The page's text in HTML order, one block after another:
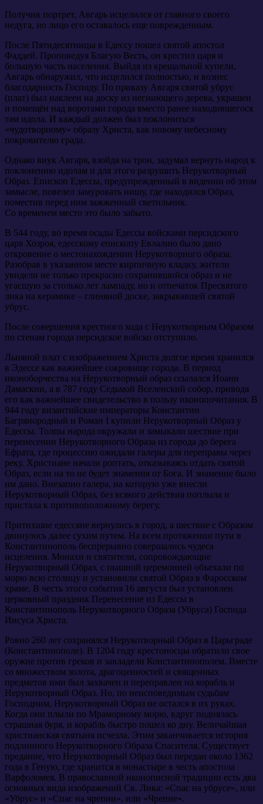
Получив портрет, Авгарь исцелился от главного своего
недуга, но лицо его оставалось еще поврежденным.
После Пятидесятницы в Едессу пошел святой апостол
Фаддей. Проповедуя Благую Весть, он крестил царя и
большую часть населения. Выйдя из крещальной купели,
Авгарь обнаружил, что исцелился полностью, и вознес
благодарность Господу. По приказу Авгаря святой убрус
(плат) был наклеен на доску из негниющего дерева, украшен
и помещён над воротами города вместо ранее находившегося
там идола. И каждый должен был поклониться
«чудотворному» образу Христа, как новому небесному
покровителю града.
Однако внук Авгаря, взойдя на трон, задумал вернуть народ к
поклонению идолам и для этого разрушить Нерукотворный
Образ. Епископ Едессы, предупрежденный в видении об этом
замысле, повелел замуровать нишу, где находился Образ,
поместив перед ним зажженный светильник.
Со временем место это было забыто.
В 544 году, во время осады Едессы войсками персидского
царя Хозроя, едесскому епископу Евлалию было дано
откровение о местонахождении Нерукотворного образа.
Разобрав в указанном месте кирпичную кладку, жители
увидели не только прекрасно сохранившийся образ и не
угасшую за столько лет лампаду, но и отпечаток Пресвятого
лика на керамике – глиняной доске, закрывавшей святой
убрус.
После совершения крестного хода с Нерукотворным Образом
по стенам города персидское войско отступило.
Льняной плат с изображением Христа долгое время хранился
в Эдессе как важнейшее сокровище города. В период
иконоборчества на Нерукотворный образ ссылался Иоанн
Дамаскин, а в 787 году Седьмой Вселенский собор, приводя
его как важнейшее свидетельство в пользу иконопочитания. В
944 году византийские императоры Константин
Багрянородный и Роман I купили Нерукотворный Образ у
Едессы. Толпы народа окружали и замыкали шествие при
перенесении Нерукотворного Образа из города до берега
Ефрата, где процессию ожидали галеры для переправы через
реку. Христиане начали роптать, отказываясь отдать святой
Образ, если на то не будет знамения от Бога. И знамение было
им дано. Внезапно галера, на которую уже внесли
Нерукотворный Образ, без всякого действия поплыла и
пристала к противоположному берегу.
Притихшие едессяне вернулись в город, а шествие с Образом
двинулось далее сухим путем. На всем протяжении пути в
Константинополь беспрерывно совершались чудеса
исцеления. Монахи и святители, сопровождающие
Нерукотворный Образ, с пышной церемонией объехали по
морю всю столицу и установили святой Образ в Фаросском
храме. В честь этого события 16 августа был установлен
церковный праздник Перенесение из Едессы в
Константинополь Нерукотворного Образа (Убруса) Господа
Иисуса Христа.
Ровно 260 лет сохранялся Нерукотворный Образ в Царьграде
(Константинополе). В 1204 году крестоносцы обратили свое
оружие против греков и завладели Константинополем. Вместе
со множеством золота, драгоценностей и священных
предметов ими был захвачен и переправлен на корабль и
Нерукотворный Образ. Но, по неисповедимым судьбам
Господним, Нерукотворный Образ не остался в их руках.
Когда они плыли по Мраморному морю, вдруг поднялась
страшная буря, и корабль быстро пошел ко дну. Величайшая
христианская святыня исчезла. Этим заканчивается история
подлинного Нерукотворного Образа Спасителя. Существует
предание, что Нерукотворный Образ был передан около 1362
года в Геную, где хранится в монастыре в честь апостола
Варфоломея. В православной иконописной традиции есть два
основных вида изображений Св. Лика: «Спас на убрусе», или
«Убрус» и «Спас на чрепии», или «Чрепие».